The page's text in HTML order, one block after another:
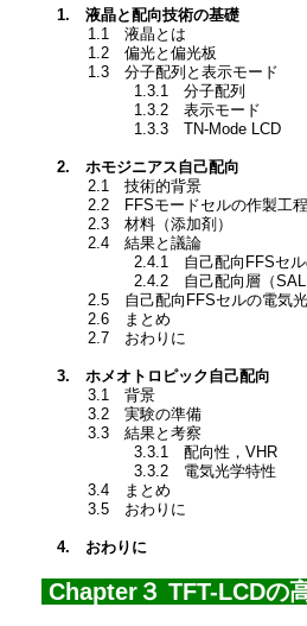
1. 液晶と配向技術の基礎
1.1 液晶とは
1.2 偏光と偏光板
1.3 分子配列と表示モード
1.3.1 分子配列
1.3.2 表示モード
1.3.3 TN-Mode LCD
2. ホモジニアス自己配向
2.1 技術的背景
2.2 FFSモードセルの作製工程
2.3 材料（添加剤）
2.4 結果と議論
2.4.1 自己配向FFSセルの
2.4.2 自己配向層（SAL）
2.5 自己配向FFSセルの電気光
2.6 まとめ
2.7 おわりに
3. ホメオトロピック自己配向
3.1 背景
3.2 実験の準備
3.3 結果と考察
3.3.1 配向性，VHR
3.3.2 電気光学特性
3.4 まとめ
3.5 おわりに
4. おわりに
Chapter３ TFT-LCDの